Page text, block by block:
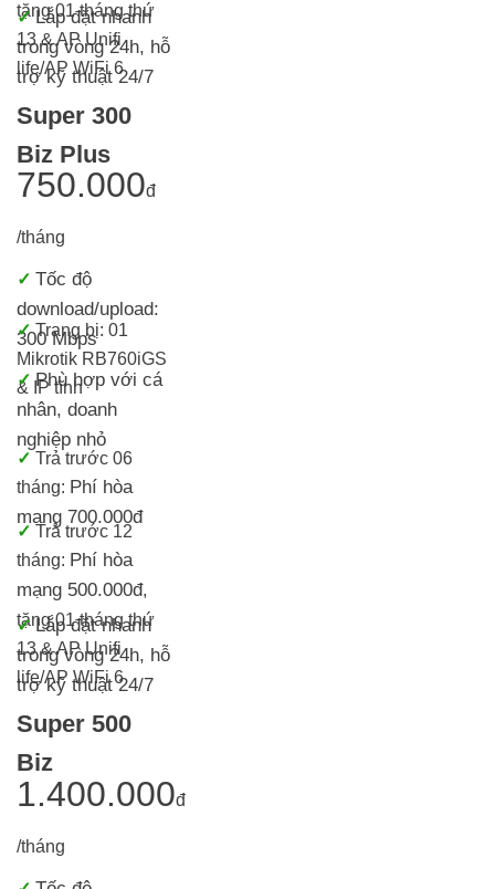
tặng 01 tháng thứ
13 & AP Unifi
life/AP WiFi 6
✓Lắp đặt nhanh
trong vòng 24h, hỗ
trợ kỹ thuật 24/7
Super 300
Biz Plus
750.000đ
/tháng
✓ Tốc độ
download/upload:
300 Mbps
✓Trang bị: 01
Mikrotik RB760iGS
& IP tĩnh
✓Phù hợp với cá
nhân, doanh
nghiệp nhỏ
✓ Trả trước 06
tháng: Phí hòa
mạng 700.000đ
✓ Trả trước 12
tháng: Phí hòa
mạng 500.000đ,
tặng 01 tháng thứ
13 & AP Unifi
life/AP WiFi 6
✓Lắp đặt nhanh
trong vòng 24h, hỗ
trợ kỹ thuật 24/7
Super 500
Biz
1.400.000đ
/tháng